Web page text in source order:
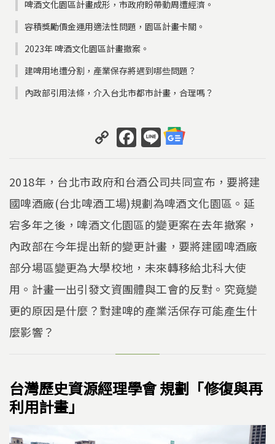
啤酒文化園區計畫成形，市政府盼帶動周遭經濟。
容積獎勵價金運用適法性問題，園區計畫卡關。
2023年 啤酒文化園區計畫撤案。
建啤用地遭分割，產業保存將遇到哪些問題？
內政部引用法條，介入台北市都市計畫，合理嗎？
C
o
p
y
Li
n
k
F
a
c
e
b
o
o
k
Li
n
e
2018年，台北市政府和台酒公司共同宣布，要將建
國啤酒廠(台北啤酒工場)規劃為啤酒文化園區。延
宕多年之後，啤酒文化園區的變更案在去年撤案，
內政部在今年提出新的變更計畫，要將建國啤酒廠
部分場區變更為大學校地，未來轉移給北科大使
用。計畫一出引發文資團體與工會的反對。究竟變
更的原因是什麼？對建啤的產業活保存可能產生什
麼影響？
台灣歷史資源經理學會 規劃「修復與再
利用計畫」